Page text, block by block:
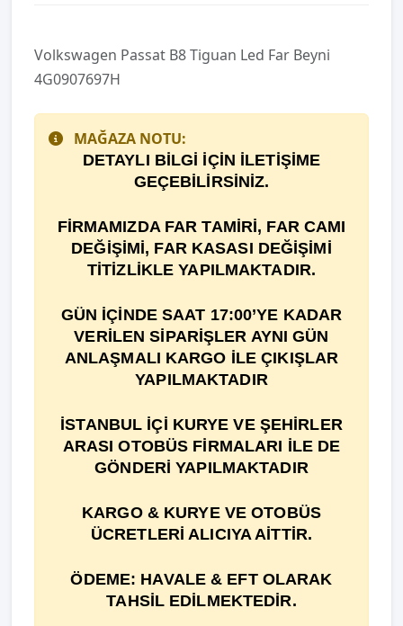
Volkswagen Passat B8 Tiguan Led Far Beyni
4G0907697H
MAĞAZA NOTU:
DETAYLI BİLGİ İÇİN İLETİŞİME
GEÇEBİLİRSİNİZ.
FİRMAMIZDA FAR TAMİRİ, FAR CAMI
DEĞİŞİMİ, FAR KASASI DEĞİŞİMİ
TİTİZLİKLE YAPILMAKTADIR.
GÜN İÇİNDE SAAT 17:00’YE KADAR
VERİLEN SİPARİŞLER AYNI GÜN
ANLAŞMALI KARGO İLE ÇIKIŞLAR
YAPILMAKTADIR
İSTANBUL İÇİ KURYE VE ŞEHİRLER
ARASI OTOBÜS FİRMALARI İLE DE
GÖNDERİ YAPILMAKTADIR
KARGO & KURYE VE OTOBÜS
ÜCRETLERİ ALICIYA AİTTİR.
ÖDEME: HAVALE & EFT OLARAK
TAHSİL EDİLMEKTEDİR.